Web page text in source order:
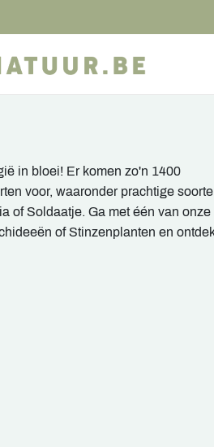
in bloei! Er komen zo'n 1400
voor, waaronder prachtige
of Soldaatje. Ga met één van onze
of Stinzenplanten en